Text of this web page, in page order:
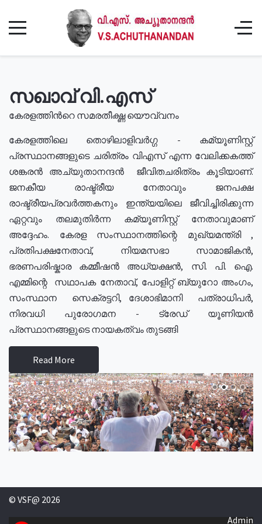
സഖാവ് വി.എസ്
കേരളത്തിൻറെ സമരതീക്ഷ്ണ യൌവ്വനം
കേരളത്തിലെ തൊഴിലാളിവർഗ്ഗ - കമ്യൂണിസ്റ്റ്
പ്രസ്ഥാനങ്ങളുടെ ചരിത്രം വിഎസ് എന്ന വേലിക്കകത്ത്
ശങ്കരൻ അച്യുതാനന്ദൻ ജീവിതചരിത്രം കൂടിയാണ്.
ജനകീയ രാഷ്ട്രീയ നേതാവും ജനപക്ഷ
രാഷ്ട്രീയപ്രവർത്തകനും ഇന്ത്യയിലെ ജീവിച്ചിരിക്കുന്ന
ഏറ്റവും തലമുതിർന്ന കമ്യൂണിസ്റ്റ് നേതാവുമാണ്
അദ്ദേഹം. കേരള സംസ്ഥാനത്തിന്റെ മുഖ്യമന്ത്രി ,
പ്രതിപക്ഷനേതാവ്, നിയമസഭാ സാമാജികൻ,
ഭരണപരിഷ്കാര കമ്മീഷൻ അധ്യക്ഷൻ, സി. പി. ഐ.
എമ്മിന്റെ സഥാപക നേതാവ്, പോളിറ്റ് ബ്യുറോ അംഗം,
സംസ്ഥാന സെക്രട്ടറി, ദേശാഭിമാനി പത്രാധിപർ,
നിരവധി പുരോഗമന - ട്രേഡ് യൂണിയൻ
പ്രസ്ഥാനങ്ങളുടെ നായകത്വം തുടങ്ങി
Read More
© VSF@ 2026
Admin